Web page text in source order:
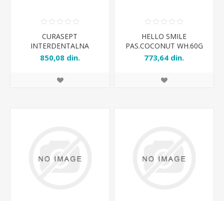
CURASEPT
INTERDENTALNA
CETKICA P08
850,08 din.
HELLO SMILE
PAS.COCONUT WH.60G
773,64 din.